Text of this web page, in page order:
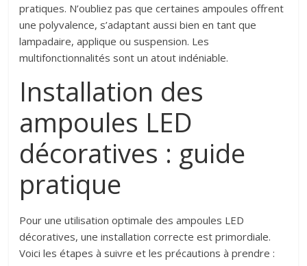
pratiques. N’oubliez pas que certaines ampoules offrent
une polyvalence, s’adaptant aussi bien en tant que
lampadaire, applique ou suspension. Les
multifonctionnalités sont un atout indéniable.
Installation des
ampoules LED
décoratives : guide
pratique
Pour une utilisation optimale des ampoules LED
décoratives, une installation correcte est primordiale.
Voici les étapes à suivre et les précautions à prendre :